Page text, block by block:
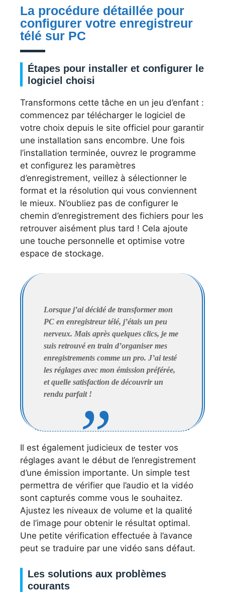
La procédure détaillée pour
configurer votre enregistreur
télé sur PC
Étapes pour installer et configurer le
logiciel choisi
Transformons cette tâche en un jeu d’enfant :
commencez par télécharger le logiciel de
votre choix depuis le site officiel pour garantir
une installation sans encombre. Une fois
l’installation terminée, ouvrez le programme
et configurez les paramètres
d’enregistrement, veillez à sélectionner le
format et la résolution qui vous conviennent
le mieux. N’oubliez pas de configurer le
chemin d’enregistrement des fichiers pour les
retrouver aisément plus tard ! Cela ajoute
une touche personnelle et optimise votre
espace de stockage.
Lorsque j’ai décidé de transformer mon
PC en enregistreur télé, j’étais un peu
nerveux. Mais après quelques clics, je me
suis retrouvé en train d’organiser mes
enregistrements comme un pro. J’ai testé
les réglages avec mon émission préférée,
et quelle satisfaction de découvrir un
rendu parfait !
Il est également judicieux de tester vos
réglages avant le début de l’enregistrement
d’une émission importante. Un simple test
permettra de vérifier que l’audio et la vidéo
sont capturés comme vous le souhaitez.
Ajustez les niveaux de volume et la qualité
de l’image pour obtenir le résultat optimal.
Une petite vérification effectuée à l’avance
peut se traduire par une vidéo sans défaut.
Les solutions aux problèmes
courants